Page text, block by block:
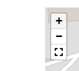
+
−